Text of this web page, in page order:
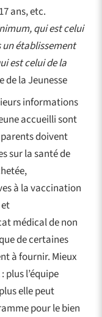
ans, etc.
qui est celui
établissement
est celui de la
de la Jeunesse
informations
accueilli sont
parents doivent
sur la santé de
à la vaccination
médical de non
de certaines
à fournir. Mieux
plus l’équipe
elle peut
pour le bien